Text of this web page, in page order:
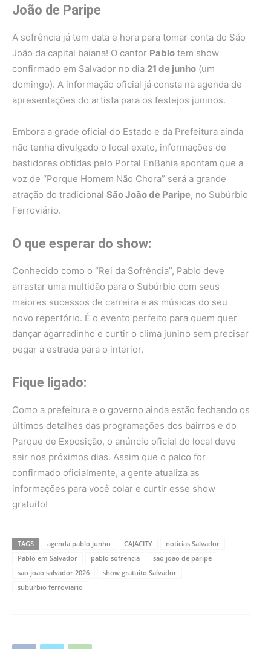
João de Paripe
A sofrência já tem data e hora para tomar conta do São
João da capital baiana! O cantor Pablo tem show
confirmado em Salvador no dia 21 de junho (um
domingo). A informação oficial já consta na agenda de
apresentações do artista para os festejos juninos.
Embora a grade oficial do Estado e da Prefeitura ainda
não tenha divulgado o local exato, informações de
bastidores obtidas pelo Portal EnBahia apontam que a
voz de “Porque Homem Não Chora” será a grande
atração do tradicional São João de Paripe, no Subúrbio
Ferroviário.
O que esperar do show:
Conhecido como o “Rei da Sofrência”, Pablo deve
arrastar uma multidão para o Subúrbio com seus
maiores sucessos de carreira e as músicas do seu
novo repertório. É o evento perfeito para quem quer
dançar agarradinho e curtir o clima junino sem precisar
pegar a estrada para o interior.
Fique ligado:
Como a prefeitura e o governo ainda estão fechando os
últimos detalhes das programações dos bairros e do
Parque de Exposição, o anúncio oficial do local deve
sair nos próximos dias. Assim que o palco for
confirmado oficialmente, a gente atualiza as
informações para você colar e curtir esse show
gratuito!
TAGS agenda pablo junho CAJACITY
notícias Salvador
Pablo em Salvador
pablo sofrencia
sao joao de paripe
sao joao salvador 2026
show gratuito Salvador
suburbio ferroviario